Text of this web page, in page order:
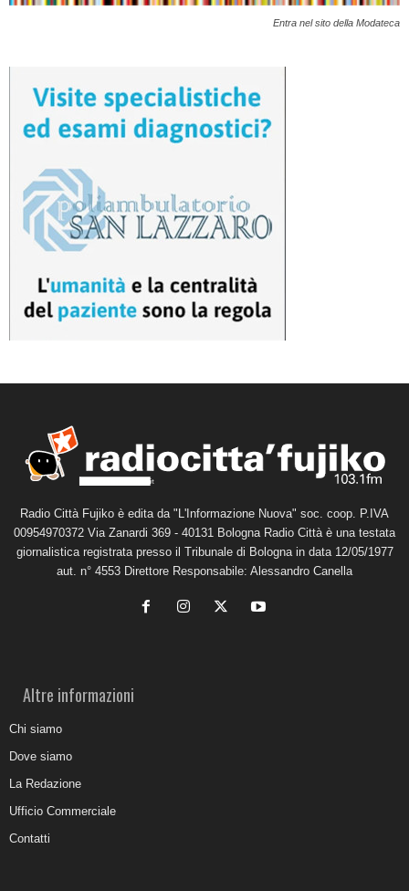
Entra nel sito della Modateca
Radio Città Fujiko è edita da "L'Informazione Nuova" soc. coop. P.IVA
00954970372 Via Zanardi 369 - 40131 Bologna Radio Città è una testata
giornalistica registrata presso il Tribunale di Bologna in data 12/05/1977
aut. n° 4553 Direttore Responsabile: Alessandro Canella
Altre informazioni
Chi siamo
Dove siamo
La Redazione
Ufficio Commerciale
Contatti